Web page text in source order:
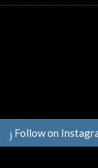
Follow on